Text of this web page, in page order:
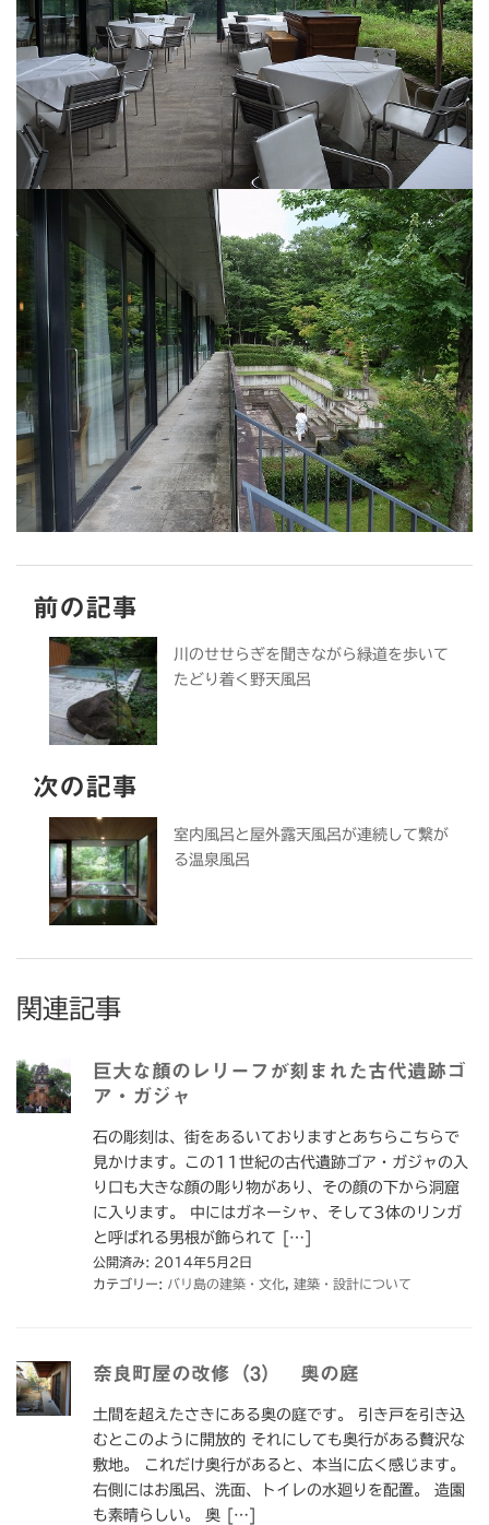
前の記事
川のせせらぎを聞きながら緑道を歩いて
たどり着く野天風呂
次の記事
室内風呂と屋外露天風呂が連続して繋が
る温泉風呂
関連記事
巨大な顔のレリーフが刻まれた古代遺跡ゴ
ア・ガジャ
石の彫刻は、街をあるいておりますとあちらこちらで
見かけます。この11世紀の古代遺跡ゴア・ガジャの入
り口も大きな顔の彫り物があり、その顔の下から洞窟
に入ります。 中にはガネーシャ、そして3体のリンガ
と呼ばれる男根が飾られて […]
公開済み: 2014年5月2日
カテゴリー: バリ島の建築・文化 建築・設計について
奈良町屋の改修（3） 奥の庭
土間を超えたさきにある奥の庭です。 引き戸を引き込
むとこのように開放的 それにしても奥行がある贅沢な
敷地。 これだけ奥行があると、本当に広く感じます。
右側にはお風呂、洗面、トイレの水廻りを配置。 造園
も素晴らしい。 奥 […]